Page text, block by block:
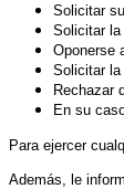
Solicitar
Solicitar la
Oponerse
Solicitar la
Rechazar
En su
Para ejercer
Además, le